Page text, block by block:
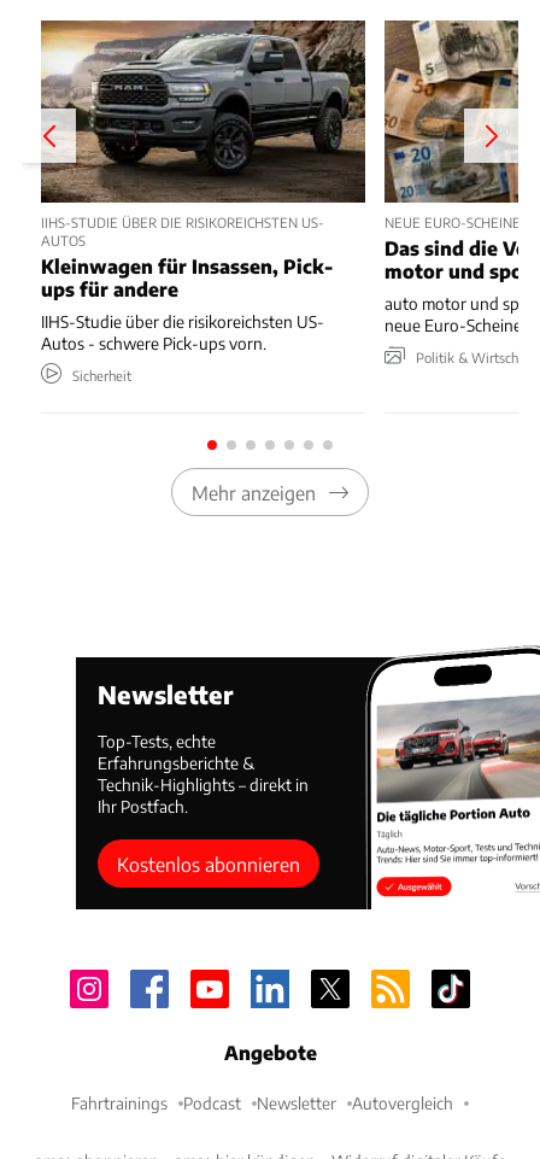
IIHS-STUDIE ÜBER DIE RISIKOREICHSTEN US-
AUTOS
Kleinwagen für Insassen, Pick-
ups für andere
IIHS-Studie über die risikoreichsten US-
Autos - schwere Pick-ups vorn.
Sicherheit
NEUE EURO-SCHEINE
Das sind die
motor und sport
auto motor und
neue Euro-Scheine
Politik & Wirtschaft
Mehr anzeigen
Newsletter
Top-Tests, echte
Erfahrungsberichte &
Technik-Highlights – direkt in
Ihr Postfach.
Kostenlos abonnieren
Angebote
Fahrtrainings Podcast Newsletter Autovergleich